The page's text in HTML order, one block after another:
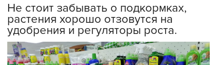
Не стоит забывать о подкормках,
растения хорошо отзовутся на
удобрения и регуляторы роста.